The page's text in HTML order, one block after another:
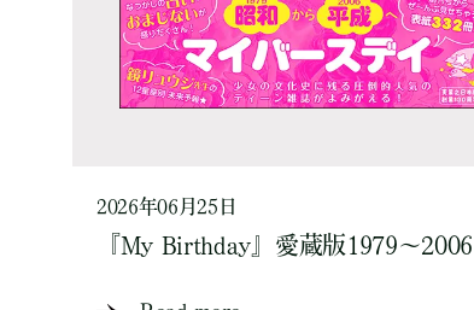
2026年06月25日
『My Birthday』愛蔵版1979～2006